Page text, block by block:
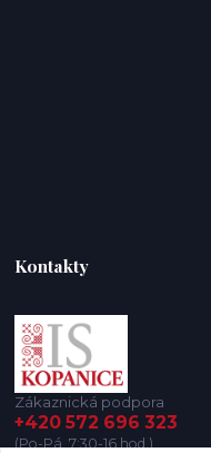
Kontakty
Zákaznická podpora
+420 572 696 323
(Po-Pá, 7:30-16 hod.)